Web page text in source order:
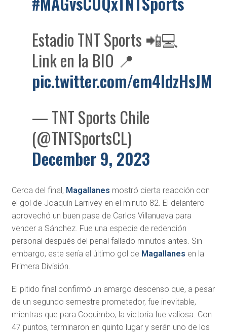
Estadio TNT Sports 📲💻
Link en la BIO 📍
pic.twitter.com/em4IdzHsJM
— TNT Sports Chile
(@TNTSportsCL)
December 9, 2023
Cerca del final, Magallanes mostró cierta reacción con
el gol de Joaquín Larrivey en el minuto 82. El delantero
aprovechó un buen pase de Carlos Villanueva para
vencer a Sánchez. Fue una especie de redención
personal después del penal fallado minutos antes. Sin
embargo, este sería el último gol de Magallanes en la
Primera División.
El pitido final confirmó un amargo descenso que, a pesar
de un segundo semestre prometedor, fue inevitable,
mientras que para Coquimbo, la victoria fue valiosa. Con
47 puntos, terminaron en quinto lugar y serán uno de los